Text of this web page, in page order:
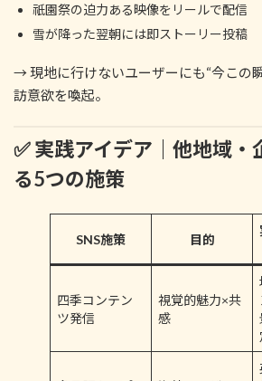
祇園祭の迫力ある映像をリールで配信
雪が降った翌朝には即ストーリー投稿
→ 現地に行けないユーザーにも“今この
訪意欲を喚起。
✅ 実践アイデア｜他地域・
る5つの施策
SNS施策 目的
四季コンテン
ツ発信
視覚的魅力×共
感